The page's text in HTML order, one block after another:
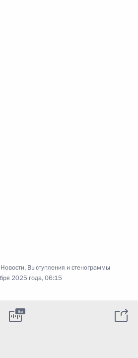
Новости, Выступления и стенограммы
2025 года, 06:15
8м